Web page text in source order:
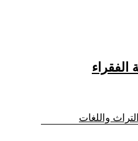
الفقراء
واللغات